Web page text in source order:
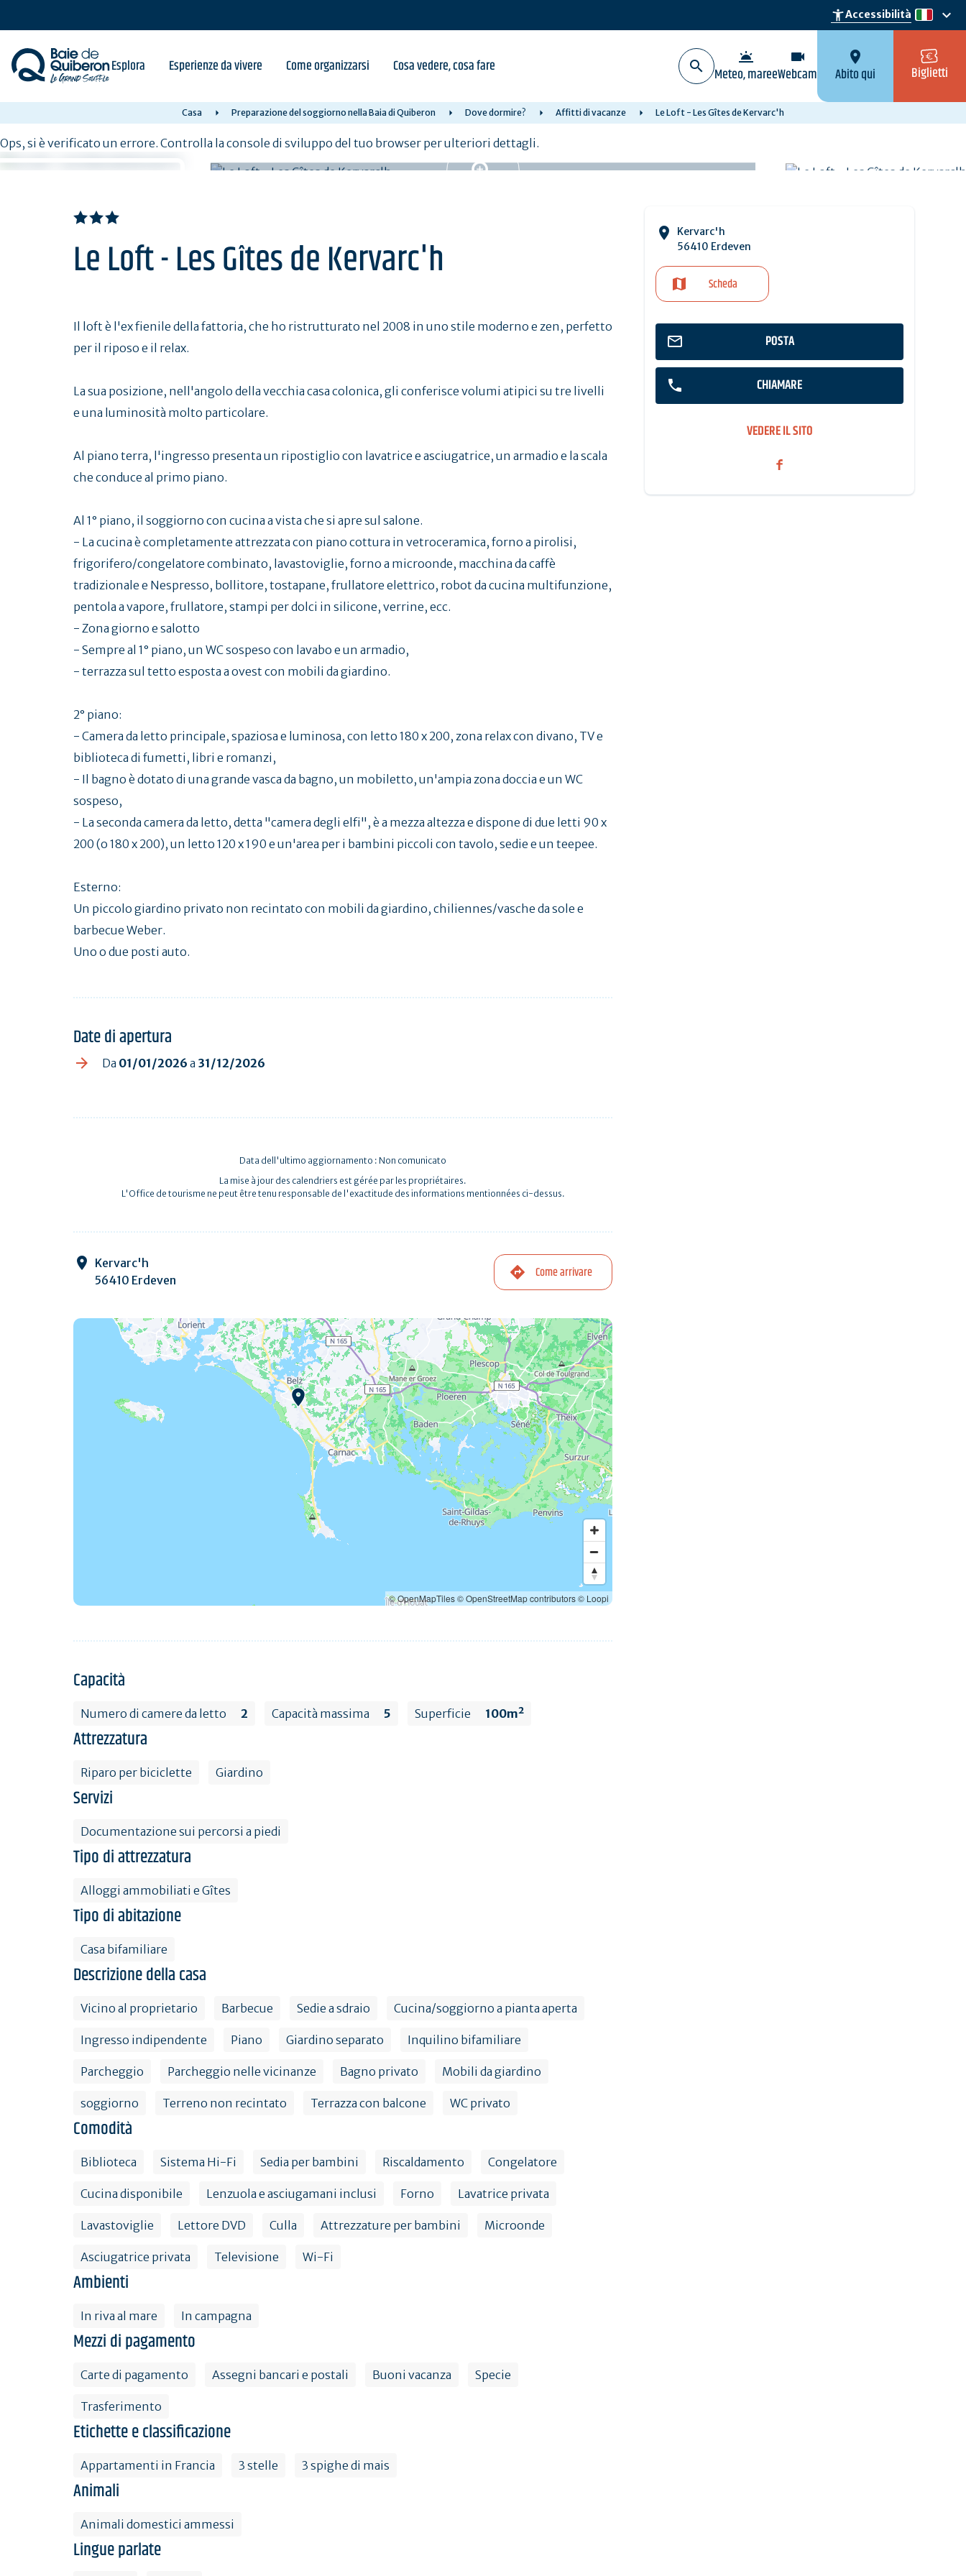
content
accessibility_newAccessibilità it
keyboard_arrow_down
Esplora Esperienze da vivere Come organizzarsi Cosa vedere, cosa fare wb_twilight
Meteo, maree
videocam
Webcam
location_on
Abito qui Biglietti
Casa Preparazione del soggiorno nella Baia di Quiberon Dove dormire? Affitti di vacanze Le Loft - Les Gîtes de Kervarc'h
Ops, si è verificato un errore. Controlla la console di sviluppo del tuo browser per ulteriori dettagli.
Le Loft - Les Gîtes de Kervarc'h
Kervarc'h
56410 Erdeven
Scheda
POSTA
CHIAMARE
VEDERE IL SITO
Il loft è l'ex fienile della fattoria, che ho ristrutturato nel 2008 in uno stile moderno e zen, perfetto
per il riposo e il relax.
La sua posizione, nell'angolo della vecchia casa colonica, gli conferisce volumi atipici su tre livelli
e una luminosità molto particolare.
Al piano terra, l'ingresso presenta un ripostiglio con lavatrice e asciugatrice, un armadio e la scala
che conduce al primo piano.
Al 1° piano, il soggiorno con cucina a vista che si apre sul salone.
- La cucina è completamente attrezzata con piano cottura in vetroceramica, forno a pirolisi,
frigorifero/congelatore combinato, lavastoviglie, forno a microonde, macchina da caffè
tradizionale e Nespresso, bollitore, tostapane, frullatore elettrico, robot da cucina multifunzione,
pentola a vapore, frullatore, stampi per dolci in silicone, verrine, ecc.
- Zona giorno e salotto
- Sempre al 1° piano, un WC sospeso con lavabo e un armadio,
- terrazza sul tetto esposta a ovest con mobili da giardino.
2° piano:
- Camera da letto principale, spaziosa e luminosa, con letto 180 x 200, zona relax con divano, TV e
biblioteca di fumetti, libri e romanzi,
- Il bagno è dotato di una grande vasca da bagno, un mobiletto, un'ampia zona doccia e un WC
sospeso,
- La seconda camera da letto, detta "camera degli elfi", è a mezza altezza e dispone di due letti 90 x
200 (o 180 x 200), un letto 120 x 190 e un'area per i bambini piccoli con tavolo, sedie e un teepee.
Esterno:
Un piccolo giardino privato non recintato con mobili da giardino, chiliennes/vasche da sole e
barbecue Weber.
Uno o due posti auto.
Date di apertura
Da 01/01/2026 a 31/12/2026
Data dell'ultimo aggiornamento : Non comunicato
La mise à jour des calendriers est gérée par les propriétaires.
L'Office de tourisme ne peut être tenu responsable de l'exactitude des informations mentionnées ci-dessus.
Kervarc'h
56410 Erdeven
Come arrivare
© OpenMapTiles© OpenStreetMap contributors© Loopi
Capacità
Numero di camere da letto 2 Capacità massima 5 Superficie 100m²
Attrezzatura
Riparo per biciclette Giardino
Servizi
Documentazione sui percorsi a piedi
Tipo di attrezzatura
Alloggi ammobiliati e Gîtes
Tipo di abitazione
Casa bifamiliare
Descrizione della casa
Vicino al proprietario Barbecue Sedie a sdraio Cucina/soggiorno a pianta aperta
Ingresso indipendente Piano Giardino separato Inquilino bifamiliare
Parcheggio Parcheggio nelle vicinanze Bagno privato Mobili da giardino
soggiorno Terreno non recintato Terrazza con balcone WC privato
Comodità
Biblioteca Sistema Hi-Fi Sedia per bambini Riscaldamento Congelatore
Cucina disponibile Lenzuola e asciugamani inclusi Forno Lavatrice privata
Lavastoviglie Lettore DVD Culla Attrezzature per bambini Microonde
Asciugatrice privata Televisione Wi-Fi
Ambienti
In riva al mare In campagna
Mezzi di pagamento
Carte di pagamento Assegni bancari e postali Buoni vacanza Specie
Trasferimento
Etichette e classificazione
Appartamenti in Francia 3 stelle 3 spighe di mais
Animali
Animali domestici ammessi
Lingue parlate